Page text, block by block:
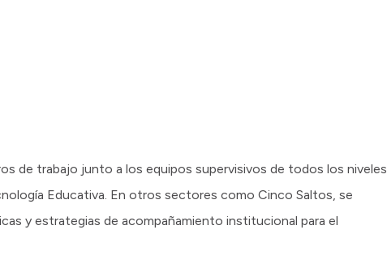
de trabajo junto a los equipos supervisivos de todos los niveles
Educativa. En otros sectores como Cinco Saltos, se
y estrategias de acompañamiento institucional para el